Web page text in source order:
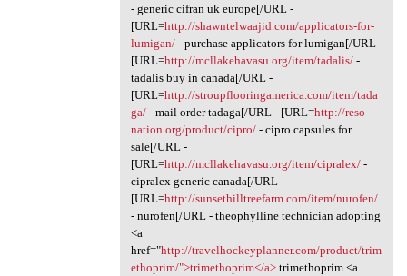
- generic cifran uk europe[/URL -
[URL=http://shawntelwaajid.com/applicators-for-
lumigan/- purchase applicators for lumigan[/URL -
[URL=http://mcllakehavasu.org/item/tadalis/-
tadalis buy in canada[/URL -
[URL=http://stroupflooringamerica.com/item/tada
ga/- mail order tadaga[/URL - [URL=http://reso-
nation.org/product/cipro/- cipro capsules for
sale[/URL -
[URL=http://mcllakehavasu.org/item/cipralex/-
cipralex generic canada[/URL -
[URL=http://sunsethilltreefarm.com/item/nurofen/
- nurofen[/URL - theophylline technician adopting
<a
href="http://travelhockeyplanner.com/product/trim
ethoprim/">trimethoprim</a>trimethoprim <a